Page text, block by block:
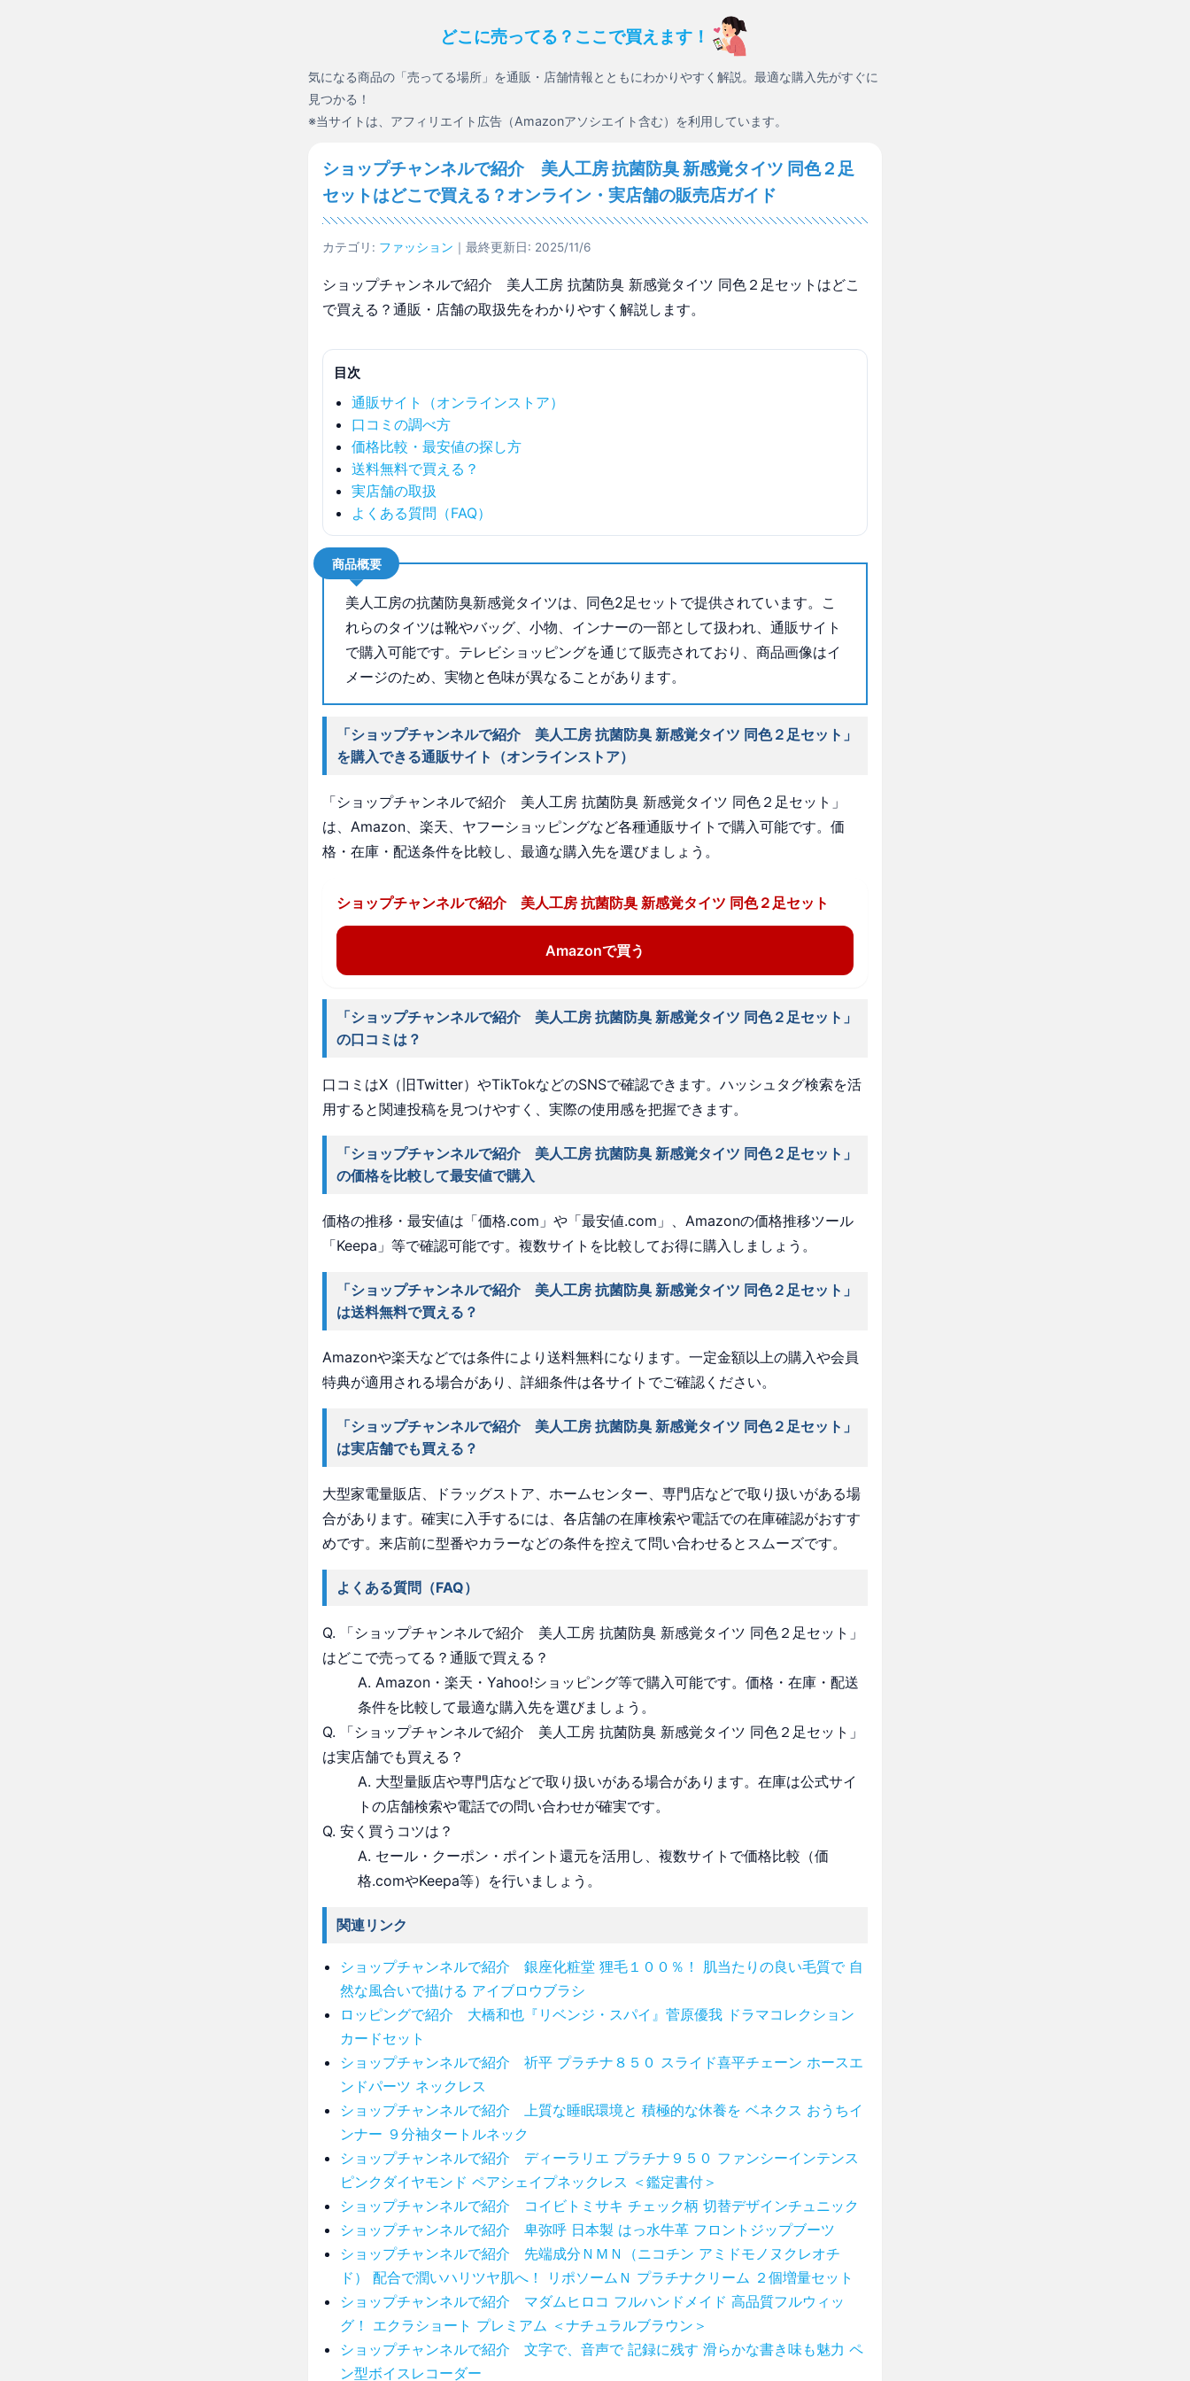
どこに売ってる？ここで買えます！
気になる商品の「売ってる場所」を通販・店舗情報とともにわかりやすく解説。最適な購入先がすぐに
見つかる！
※当サイトは、アフィリエイト広告（Amazonアソシエイト含む）を利用しています。
ショップチャンネルで紹介 美人工房 抗菌防臭 新感覚タイツ 同色２足
セットはどこで買える？オンライン・実店舗の販売店ガイド
カテゴリ: ファッション ｜最終更新日: 2025/11/6
ショップチャンネルで紹介 美人工房 抗菌防臭 新感覚タイツ 同色２足セットはどこ
で買える？通販・店舗の取扱先をわかりやすく解説します。
目次
通販サイト（オンラインストア）
口コミの調べ方
価格比較・最安値の探し方
送料無料で買える？
実店舗の取扱
よくある質問（FAQ）
商品概要
美人工房の抗菌防臭新感覚タイツは、同色2足セットで提供されています。こ
れらのタイツは靴やバッグ、小物、インナーの一部として扱われ、通販サイト
で購入可能です。テレビショッピングを通じて販売されており、商品画像はイ
メージのため、実物と色味が異なることがあります。
「ショップチャンネルで紹介 美人工房 抗菌防臭 新感覚タイツ 同色２足セット」
を購入できる通販サイト（オンラインストア）
「ショップチャンネルで紹介 美人工房 抗菌防臭 新感覚タイツ 同色２足セット」
は、Amazon、楽天、ヤフーショッピングなど各種通販サイトで購入可能です。価
格・在庫・配送条件を比較し、最適な購入先を選びましょう。
ショップチャンネルで紹介 美人工房 抗菌防臭 新感覚タイツ 同色２足セット
Amazonで買う
「ショップチャンネルで紹介 美人工房 抗菌防臭 新感覚タイツ 同色２足セット」
の口コミは？
口コミはX（旧Twitter）やTikTokなどのSNSで確認できます。ハッシュタグ検索を活
用すると関連投稿を見つけやすく、実際の使用感を把握できます。
「ショップチャンネルで紹介 美人工房 抗菌防臭 新感覚タイツ 同色２足セット」
の価格を比較して最安値で購入
価格の推移・最安値は「価格.com」や「最安値.com」、Amazonの価格推移ツール
「Keepa」等で確認可能です。複数サイトを比較してお得に購入しましょう。
「ショップチャンネルで紹介 美人工房 抗菌防臭 新感覚タイツ 同色２足セット」
は送料無料で買える？
Amazonや楽天などでは条件により送料無料になります。一定金額以上の購入や会員
特典が適用される場合があり、詳細条件は各サイトでご確認ください。
「ショップチャンネルで紹介 美人工房 抗菌防臭 新感覚タイツ 同色２足セット」
は実店舗でも買える？
大型家電量販店、ドラッグストア、ホームセンター、専門店などで取り扱いがある場
合があります。確実に入手するには、各店舗の在庫検索や電話での在庫確認がおすす
めです。来店前に型番やカラーなどの条件を控えて問い合わせるとスムーズです。
よくある質問（FAQ）
Q. 「ショップチャンネルで紹介 美人工房 抗菌防臭 新感覚タイツ 同色２足セット」
はどこで売ってる？通販で買える？
A. Amazon・楽天・Yahoo!ショッピング等で購入可能です。価格・在庫・配送
条件を比較して最適な購入先を選びましょう。
Q. 「ショップチャンネルで紹介 美人工房 抗菌防臭 新感覚タイツ 同色２足セット」
は実店舗でも買える？
A. 大型量販店や専門店などで取り扱いがある場合があります。在庫は公式サイ
トの店舗検索や電話での問い合わせが確実です。
Q. 安く買うコツは？
A. セール・クーポン・ポイント還元を活用し、複数サイトで価格比較（価
格.comやKeepa等）を行いましょう。
関連リンク
ショップチャンネルで紹介 銀座化粧堂 狸毛１００％！ 肌当たりの良い毛質で 自
然な風合いで描ける アイブロウブラシ
ロッピングで紹介 大橋和也『リベンジ・スパイ』菅原優我 ドラマコレクション
カードセット
ショップチャンネルで紹介 祈平 プラチナ８５０ スライド喜平チェーン ホースエ
ンドパーツ ネックレス
ショップチャンネルで紹介 上質な睡眠環境と 積極的な休養を ベネクス おうちイ
ンナー ９分袖タートルネック
ショップチャンネルで紹介 ディーラリエ プラチナ９５０ ファンシーインテンス
ピンクダイヤモンド ペアシェイプネックレス ＜鑑定書付＞
ショップチャンネルで紹介 コイビトミサキ チェック柄 切替デザインチュニック
ショップチャンネルで紹介 卑弥呼 日本製 はっ水牛革 フロントジップブーツ
ショップチャンネルで紹介 先端成分ＮＭＮ（ニコチン アミドモノヌクレオチ
ド） 配合で潤いハリツヤ肌へ！ リポソームＮ プラチナクリーム ２個増量セット
ショップチャンネルで紹介 マダムヒロコ フルハンドメイド 高品質フルウィッ
グ！ エクラショート プレミアム ＜ナチュラルブラウン＞
ショップチャンネルで紹介 文字で、音声で 記録に残す 滑らかな書き味も魅力 ペ
ン型ボイスレコーダー